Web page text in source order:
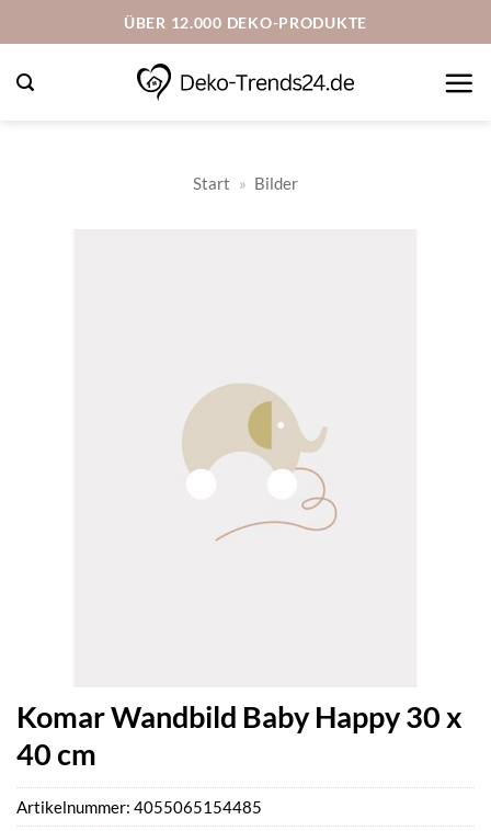
Inhalt
springen
ÜBER 12.000 DEKO-PRODUKTE
Start » Bilder
Komar Wandbild Baby Happy 30 x
40 cm
Artikelnummer: 4055065154485